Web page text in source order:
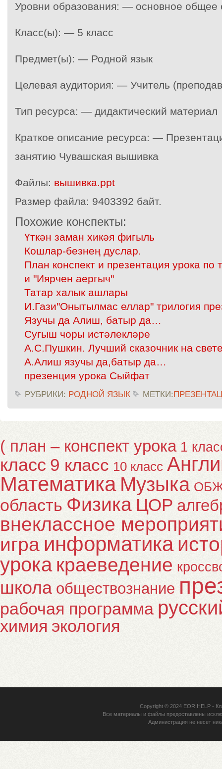
Уровни образования: — основное общее
Класс(ы): — 5 класс
Предмет(ы): — Родной язык
Целевая аудитория: — Учитель
Тип ресурса: — дидактический материал
Краткое описание ресурса: —
занятию Чувашская вышивка
Файлы: вышивка.ppt
Размер файла: 9403392 байт.
Похожие конспекты:
Үткән заман хикәя фигыль
Кошлар-безнең дуслар.
План конспект и презентация урока
и "Иярчен аергыч"
Татар халык ашлары
И.Гази"Онытылмас еллар" трилогия
Язучы да Алиш, батыр да…
Сугыш чоры истәлекләре
А.С.Пушкин. Лучший сказочник на
А.Алиш язучы да,батыр да…
презенция урока Сыйфат
РУБРИКИ: РОДНОЙ ЯЗЫК МЕТКИ:
( план – конспект урока 1
класс 9 класс 10 класс
Математика Музыка
область Физика ЦОР
внеклассное
игра информатика
урока краеведение
школа обществознание
рабочая программа
химия экология
Copyright © 2024 EOR HELP-
Все материалы и файлы предоставлены
Администрация не несет